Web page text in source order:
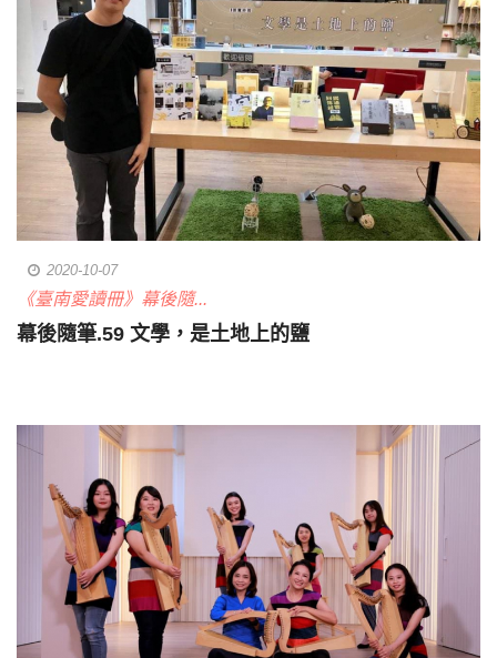
2020-10-07
《臺南愛讀冊》幕後隨...
幕後隨筆.59 文學，是土地上的鹽